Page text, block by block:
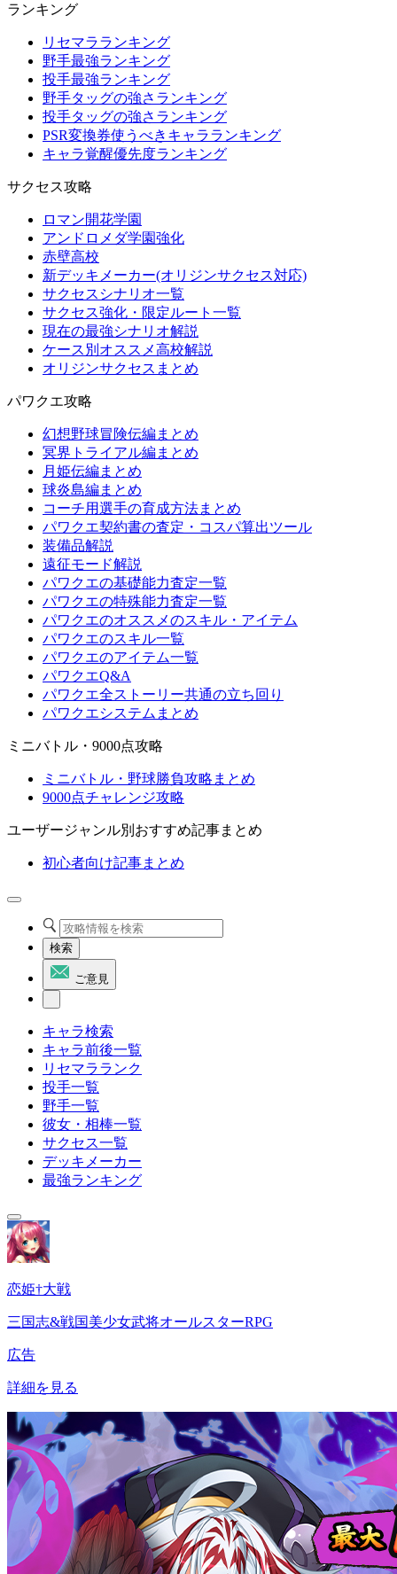
ランキング
リセマラランキング
野手最強ランキング
投手最強ランキング
野手タッグの強さランキング
投手タッグの強さランキング
PSR変換券使うべきキャラランキング
キャラ覚醒優先度ランキング
サクセス攻略
ロマン開花学園
アンドロメダ学園強化
赤壁高校
新デッキメーカー(オリジンサクセス対応)
サクセスシナリオ一覧
サクセス強化・限定ルート一覧
現在の最強シナリオ解説
ケース別オススメ高校解説
オリジンサクセスまとめ
パワクエ攻略
幻想野球冒険伝編まとめ
冥界トライアル編まとめ
月姫伝編まとめ
球炎島編まとめ
コーチ用選手の育成方法まとめ
パワクエ契約書の査定・コスパ算出ツール
装備品解説
遠征モード解説
パワクエの基礎能力査定一覧
パワクエの特殊能力査定一覧
パワクエのオススメのスキル・アイテム
パワクエのスキル一覧
パワクエのアイテム一覧
パワクエQ&A
パワクエ全ストーリー共通の立ち回り
パワクエシステムまとめ
ミニバトル・9000点攻略
ミニバトル・野球勝負攻略まとめ
9000点チャレンジ攻略
ユーザージャンル別おすすめ記事まとめ
初心者向け記事まとめ
検索
ご意見
キャラ検索
キャラ前後一覧
リセマラランク
投手一覧
野手一覧
彼女・相棒一覧
サクセス一覧
デッキメーカー
最強ランキング
恋姫†大戦
三国志&戦国美少女武将オールスターRPG
広告
詳細を見る